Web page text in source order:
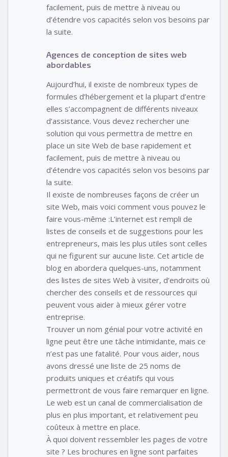
facilement, puis de mettre à niveau ou
d’étendre vos capacités selon vos besoins par
la suite.
Agences de conception de sites web
abordables
Aujourd’hui, il existe de nombreux types de
formules d’hébergement et la plupart d’entre
elles s’accompagnent de différents niveaux
d’assistance. Vous devez rechercher une
solution qui vous permettra de mettre en
place un site Web de base rapidement et
facilement, puis de mettre à niveau ou
d’étendre vos capacités selon vos besoins par
la suite.
Il existe de nombreuses façons de créer un
site Web, mais voici comment vous pouvez le
faire vous-même :L’internet est rempli de
listes de conseils et de suggestions pour les
entrepreneurs, mais les plus utiles sont celles
qui ne figurent sur aucune liste. Cet article de
blog en abordera quelques-uns, notamment
des listes de sites Web à visiter, d’endroits où
chercher des conseils et de ressources qui
peuvent vous aider à mieux gérer votre
entreprise.
Trouver un nom génial pour votre activité en
ligne peut être une tâche intimidante, mais ce
n’est pas une fatalité. Pour vous aider, nous
avons dressé une liste de 25 noms de
produits uniques et créatifs qui vous
permettront de vous faire remarquer en ligne.
Le web est un canal de commercialisation de
plus en plus important, et relativement peu
coûteux à mettre en place.
À quoi doivent ressembler les pages de votre
site ? Les brochures en ligne sont parfaites